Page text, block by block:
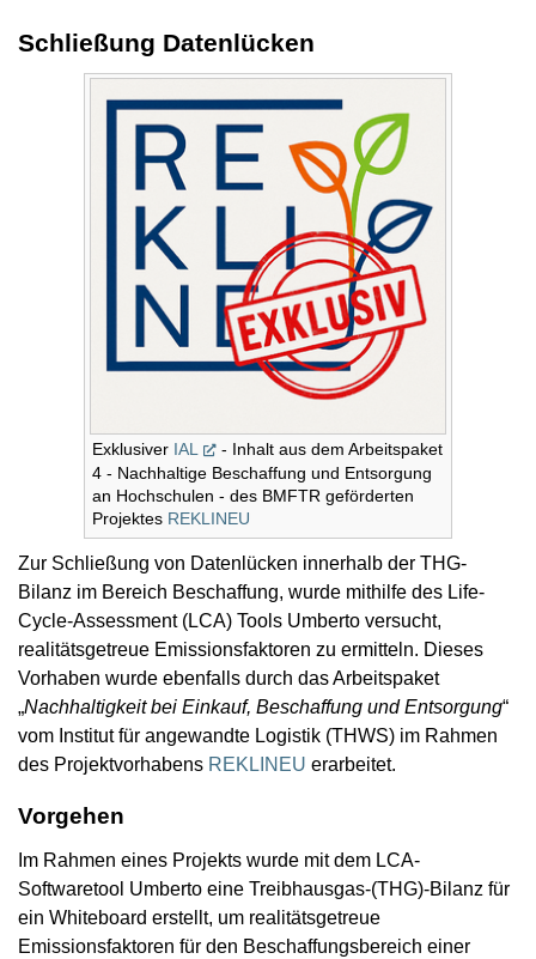
Schließung Datenlücken
Exklusiver IAL
- Inhalt aus dem Arbeitspaket
4 - Nachhaltige Beschaffung und Entsorgung
an Hochschulen - des BMFTR geförderten
Projektes REKLINEU
Zur Schließung von Datenlücken innerhalb der THG-
Bilanz im Bereich Beschaffung, wurde mithilfe des Life-
Cycle-Assessment (LCA) Tools Umberto versucht,
realitätsgetreue Emissionsfaktoren zu ermitteln. Dieses
Vorhaben wurde ebenfalls durch das Arbeitspaket
„Nachhaltigkeit bei Einkauf, Beschaffung und Entsorgung“
vom Institut für angewandte Logistik (THWS) im Rahmen
des Projektvorhabens REKLINEU erarbeitet.
Vorgehen
Im Rahmen eines Projekts wurde mit dem LCA-
Softwaretool Umberto eine Treibhausgas-(THG)-Bilanz für
ein Whiteboard erstellt, um realitätsgetreue
Emissionsfaktoren für den Beschaffungsbereich einer